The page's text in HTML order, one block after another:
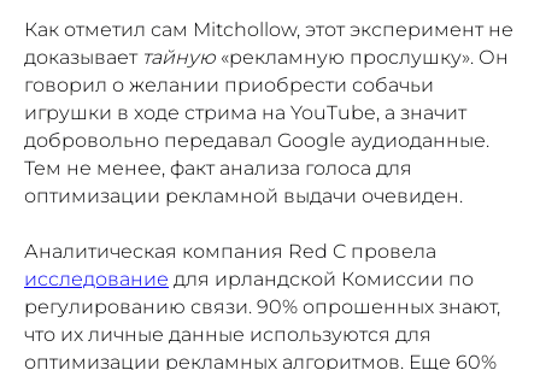
Как отметил сам Mitchollow, этот эксперимент не
доказывает тайную «рекламную прослушку». Он
говорил о желании приобрести собачьи
игрушки в ходе стрима на YouTube, а значит
добровольно передавал Google аудиоданные.
Тем не менее, факт анализа голоса для
оптимизации рекламной выдачи очевиден.
Аналитическая компания Red C провела
исследование для ирландской Комиссии по
регулированию связи. 90% опрошенных знают,
что их личные данные используются для
оптимизации рекламных алгоритмов. Еще 60%